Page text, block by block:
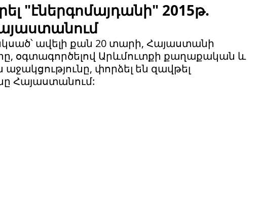
"էներգոմայդանի" 2015թ.
ավելի քան 20 տարի, Հայաստանի
օգտագործելով Արևմուտքի քաղաքական և
փորձել են զավթել
Հայաստանում: